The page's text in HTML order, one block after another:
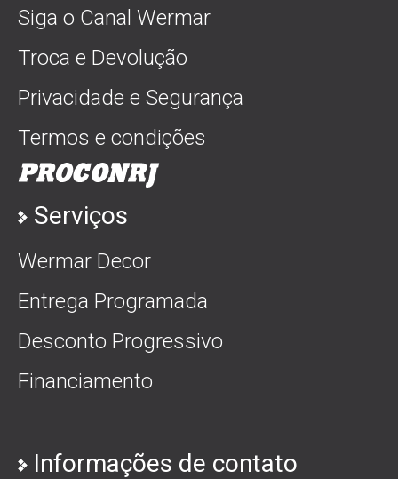
Siga o Canal Wermar
Troca e Devolução
Privacidade e Segurança
Termos e condições
Serviços
Wermar Decor
Entrega Programada
Desconto Progressivo
Financiamento
Informações de contato